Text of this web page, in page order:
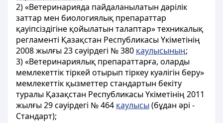
2) «Ветеринарияда пайдаланылатын дәрілік
заттар мен биологиялық препараттар
қауіпсіздігіне қойылатын талаптар» техникалық
регламенті Қазақстан Республикасы Үкіметінің
2008 жылғы 23 сәуірдегі № 380 қаулысының;
3) «Ветеринариялық препараттарға, оларды
мемлекеттік тіркей отырып тіркеу куәлігін беру»
мемлекеттік қызметтер стандартын бекіту
туралы Қазақстан Республикасы Үкіметінің 2011
жылғы 29 сәуірдегі № 464 қаулысы (бұдан әрі -
Стандарт);